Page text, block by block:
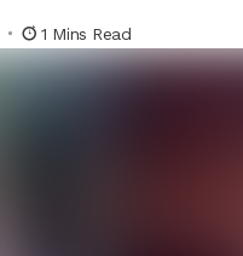
1 Mins Read